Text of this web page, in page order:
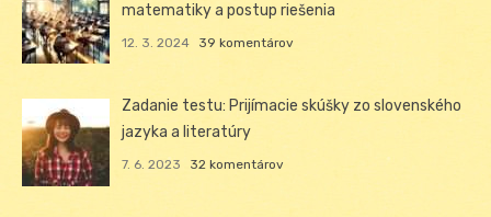
matematiky a postup riešenia
12. 3. 2024 39 komentárov
Zadanie testu: Prijímacie skúšky zo slovenského
jazyka a literatúry
7. 6. 2023 32 komentárov